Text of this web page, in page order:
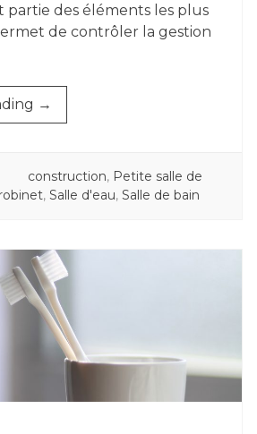
partie des éléments les plus
de contrôler la gestion
« COMMENT
INSTALLER
ROBINET. »
→
TAGGED
construction, Petite salle de
robinet, Salle d'eau, Salle de bain